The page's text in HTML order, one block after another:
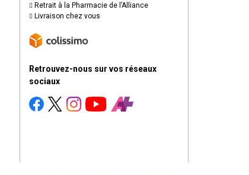
Retrait à la Pharmacie de l’Alliance
Livraison chez vous
Retrouvez-nous sur vos réseaux
sociaux